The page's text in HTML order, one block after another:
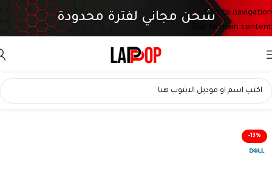
Skip to navigation
Skip to main content
شحن مجاني لفترة محدودة
-13%